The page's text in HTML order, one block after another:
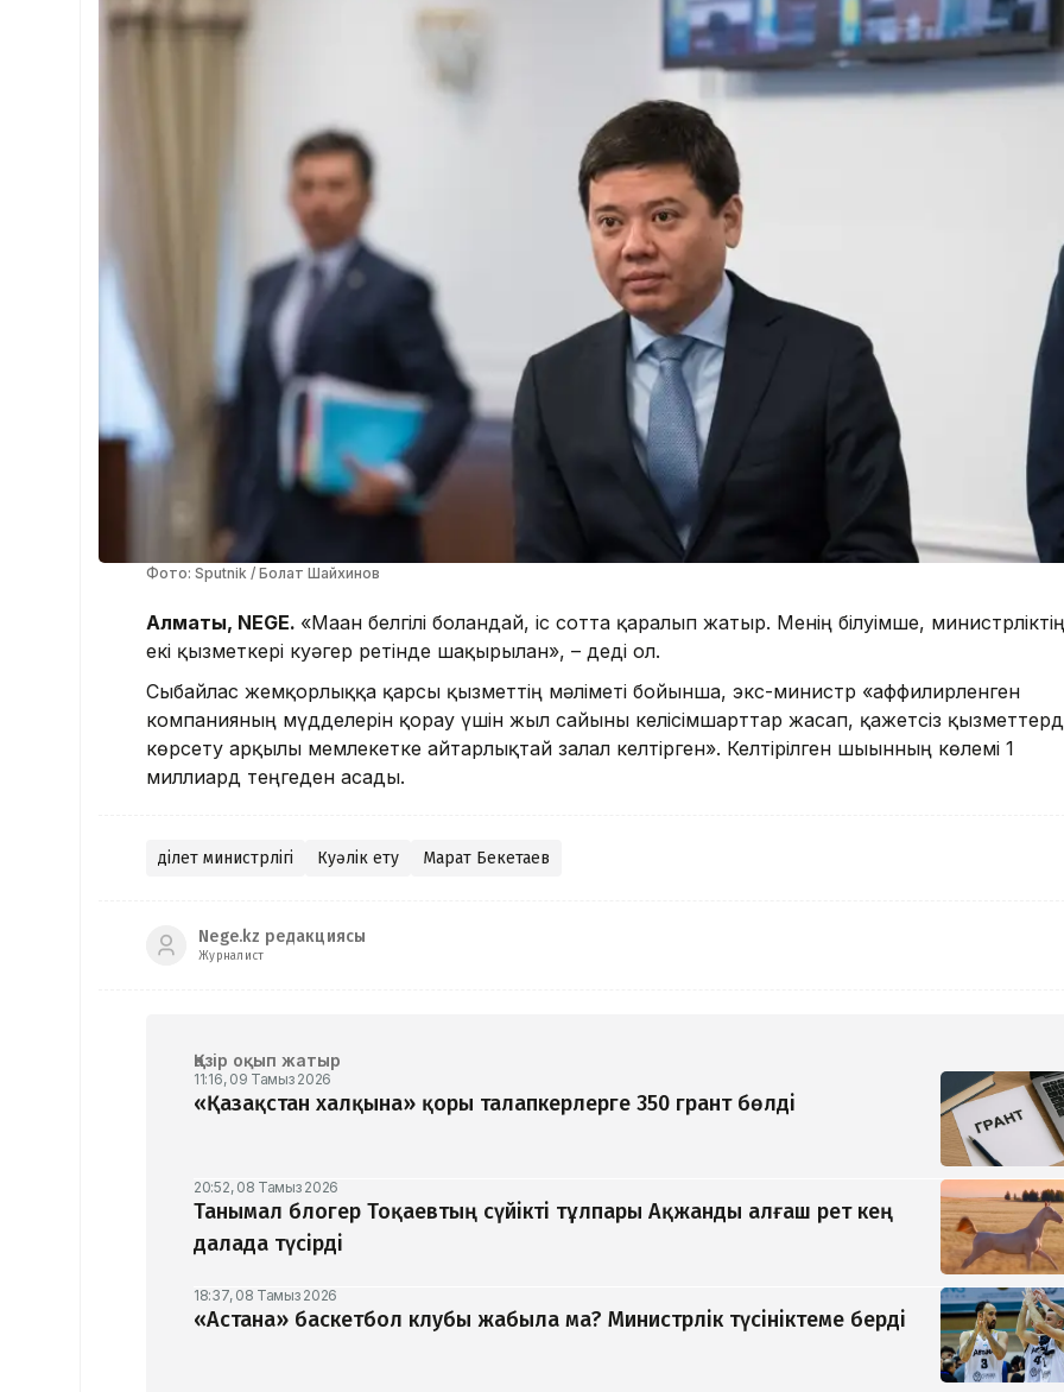
Фото: Sputnik / Болат Шайхинов
Алматы, NEGE. «Маған белгілі болғандай, іс сотта қаралып жатыр. Менің білуімше, министрліктің
екі қызметкері куәгер ретінде шақырылған», – деді ол.
Сыбайлас жемқорлыққа қарсы қызметтің мәліметі бойынша, экс-министр «аффилирленген
компанияның мүдделерін қорғау үшін жыл сайынғы келісімшарттар жасап, қажетсіз
көрсету арқылы мемлекетке айтарлықтай залал келтірген». Келтірілген шығынның көлемі 1
миллиард теңгеден асады.
Әділет министрлігі Куәлік ету Марат Бекетаев
Nege.kz редакциясы
Журналист
Қазір оқып жатыр
11:16, 09 Тамыз 2026
«Қазақстан халқына» қоры талапкерлерге 350 грант бөлді
20:52, 08 Тамыз 2026
Танымал блогер Тоқаевтың сүйікті тұлпары Ақжанды алғаш рет кең
далада түсірді
18:37, 08 Тамыз 2026
«Астана» баскетбол клубы жабыла ма? Министрлік түсініктеме берді